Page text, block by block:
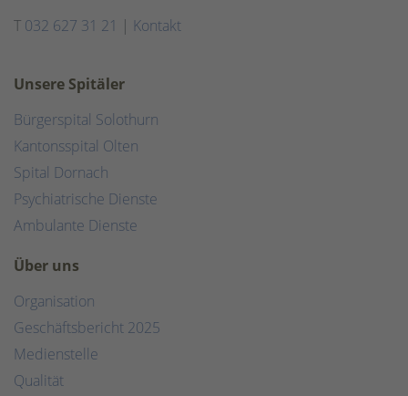
T 032 627 31 21 | Kontakt
Unsere Spitäler
Bürgerspital Solothurn
Kantonsspital Olten
Spital Dornach
Psychiatrische Dienste
Ambulante Dienste
Über uns
Organisation
Geschäftsbericht 2025
Medienstelle
Qualität